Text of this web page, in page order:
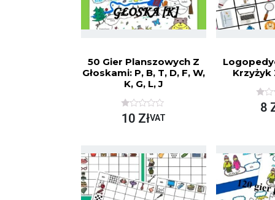
50 Gier Planszowych Z
Głoskami: P, B, T, D, F, W,
K, G, L, J
O
O
N
O
N
A
5
10 ZłVAT
Krzyżyk
O
O
N
A
5
8